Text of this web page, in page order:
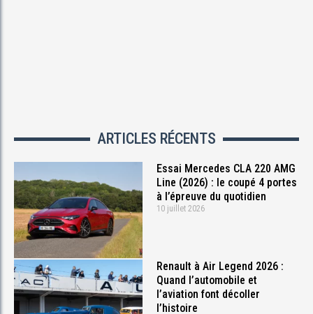
ARTICLES RÉCENTS
Essai Mercedes CLA 220 AMG
Line (2026) : le coupé 4 portes
à l’épreuve du quotidien
10 juillet 2026
Renault à Air Legend 2026 :
Quand l’automobile et
l’aviation font décoller
l’histoire